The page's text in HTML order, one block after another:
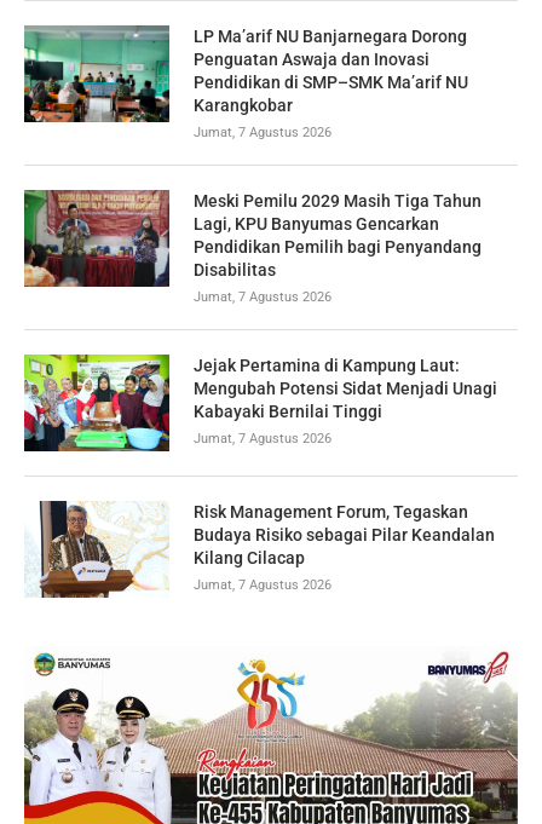
LP Ma’arif NU Banjarnegara Dorong
Penguatan Aswaja dan Inovasi
Pendidikan di SMP–SMK Ma’arif NU
Karangkobar
Jumat, 7 Agustus 2026
Meski Pemilu 2029 Masih Tiga Tahun
Lagi, KPU Banyumas Gencarkan
Pendidikan Pemilih bagi Penyandang
Disabilitas
Jumat, 7 Agustus 2026
Jejak Pertamina di Kampung Laut:
Mengubah Potensi Sidat Menjadi Unagi
Kabayaki Bernilai Tinggi
Jumat, 7 Agustus 2026
Risk Management Forum, Tegaskan
Budaya Risiko sebagai Pilar Keandalan
Kilang Cilacap
Jumat, 7 Agustus 2026